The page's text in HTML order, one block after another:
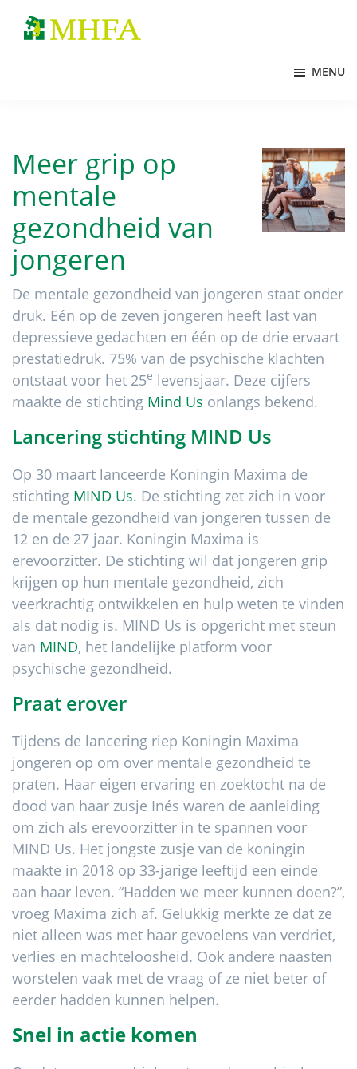
naar
naar
MENU
Meer grip op
mentale
gezondheid van
jongeren
De mentale gezondheid van jongeren staat onder
druk. Eén op de zeven jongeren heeft last van
depressieve gedachten en één op de drie ervaart
prestatiedruk. 75% van de psychische klachten
ontstaat voor het 25e levensjaar. Deze cijfers
maakte de stichting Mind Us onlangs bekend.
Lancering stichting MIND Us
Op 30 maart lanceerde Koningin Maxima de
stichting MIND Us. De stichting zet zich in voor
de mentale gezondheid van jongeren tussen de
12 en de 27 jaar. Koningin Maxima is
erevoorzitter. De stichting wil dat jongeren grip
krijgen op hun mentale gezondheid, zich
veerkrachtig ontwikkelen en hulp weten te vinden
als dat nodig is. MIND Us is opgericht met steun
van MIND, het landelijke platform voor
psychische gezondheid.
Praat erover
Tijdens de lancering riep Koningin Maxima
jongeren op om over mentale gezondheid te
praten. Haar eigen ervaring en zoektocht na de
dood van haar zusje Inés waren de aanleiding
om zich als erevoorzitter in te spannen voor
MIND Us. Het jongste zusje van de koningin
maakte in 2018 op 33-jarige leeftijd een einde
aan haar leven. “Hadden we meer kunnen doen?”,
vroeg Maxima zich af. Gelukkig merkte ze dat ze
niet alleen was met haar gevoelens van verdriet,
verlies en machteloosheid. Ook andere naasten
worstelen vaak met de vraag of ze niet beter of
eerder hadden kunnen helpen.
Snel in actie komen